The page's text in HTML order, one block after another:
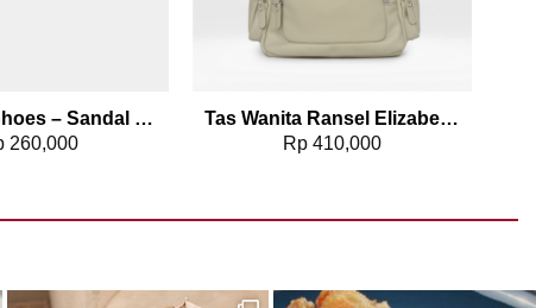
Elizabeth Shoes – Sandal Wanita | Stacked Heels 0651-0506
260,000
Tas Wanita Ransel Elizabeth Backpack 0055-5093
Rp 410,000